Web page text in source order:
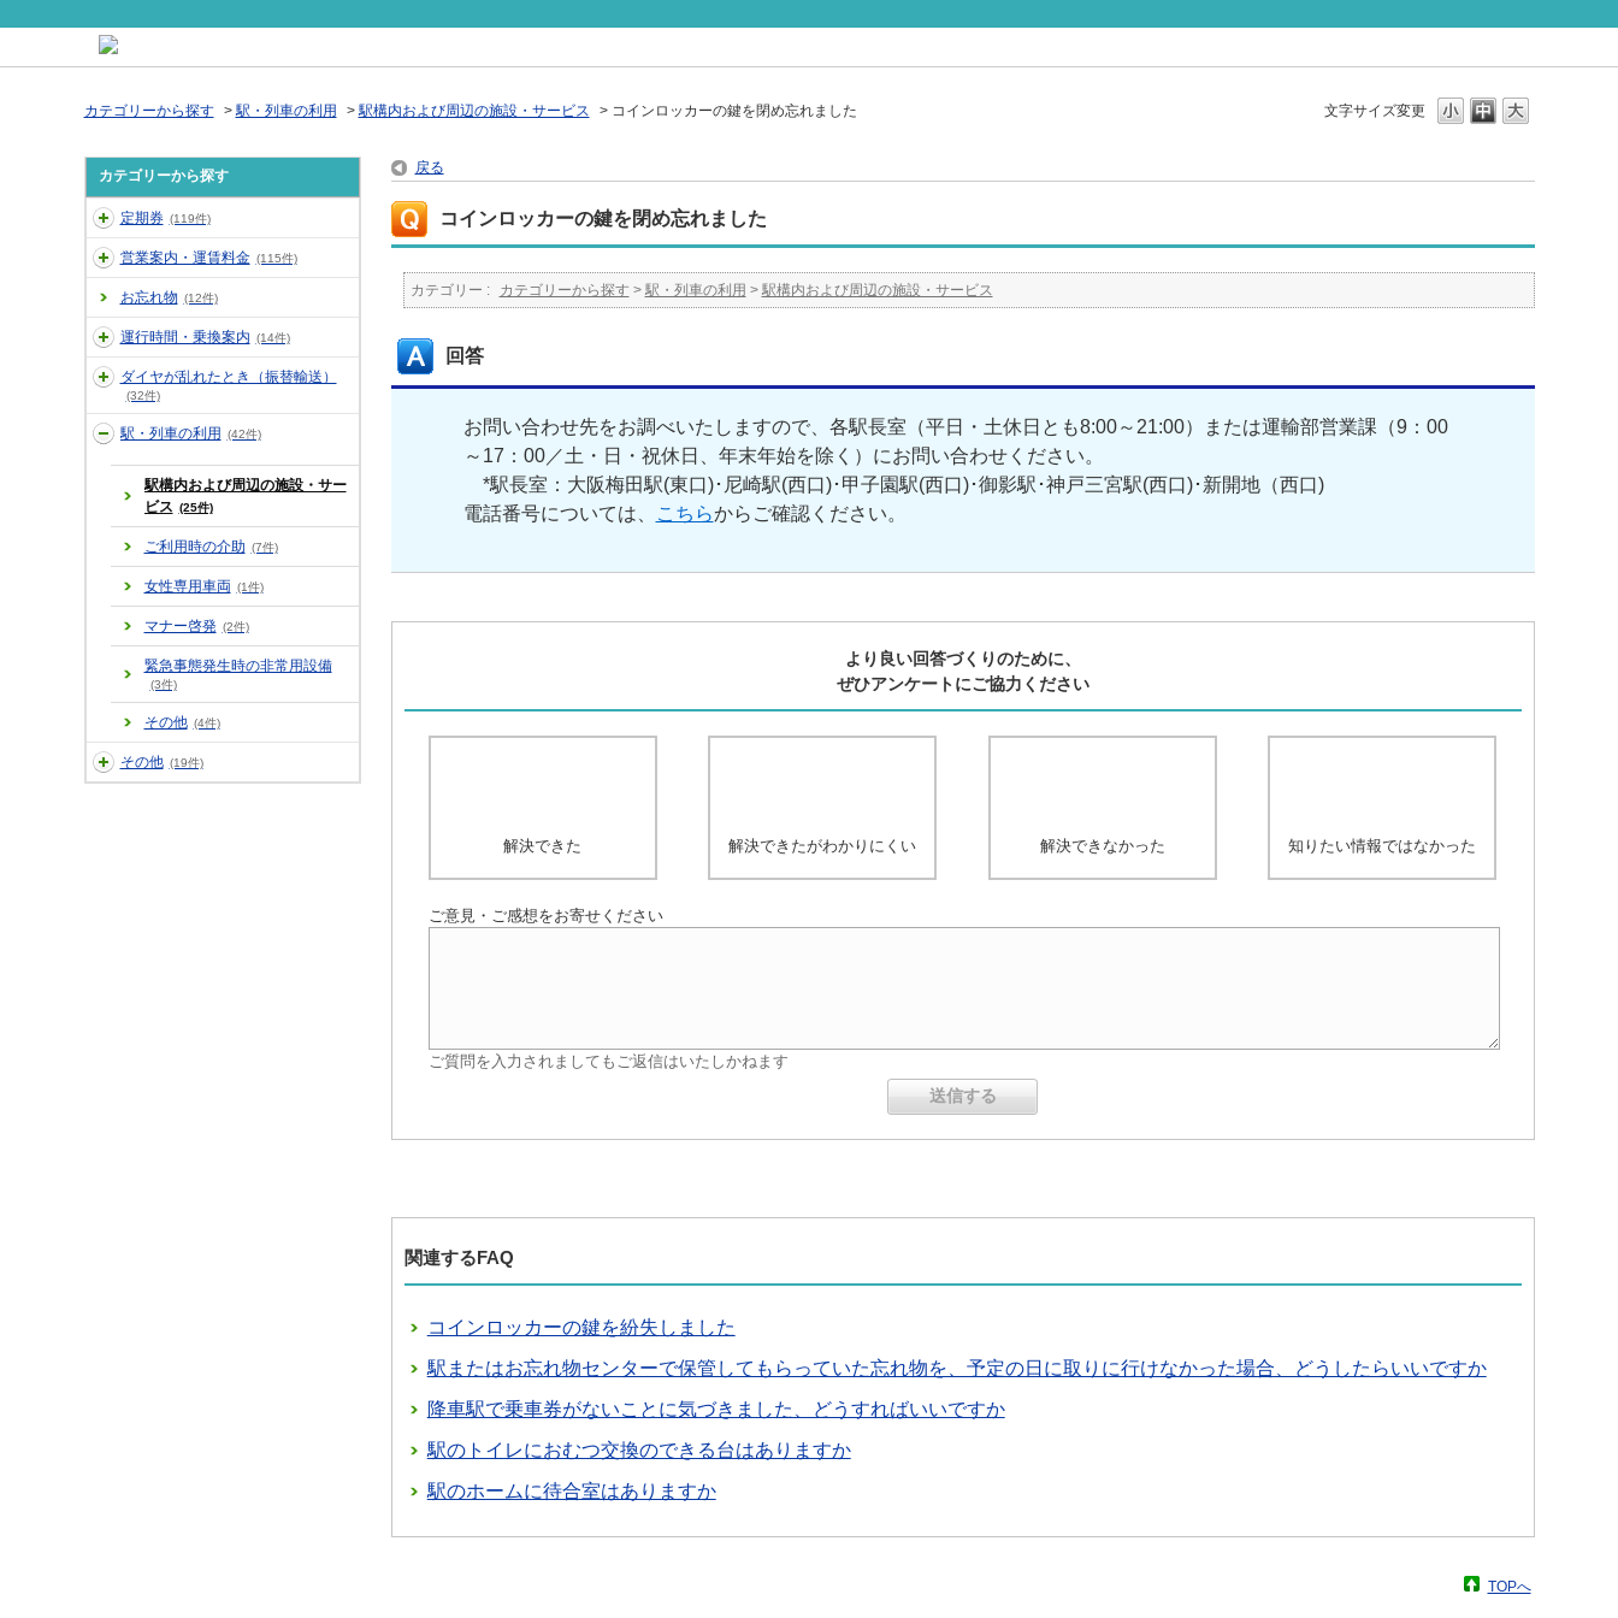
文字サイズ変更
カテゴリーから探す >駅・列車の利用 >駅構内および周辺の施設・サービス > コインロッカーの鍵を閉め忘れました
カテゴリーから探す
定期券 (119件)
営業案内・運賃料金 (115件)
お忘れ物 (12件)
運行時間・乗換案内 (14件)
ダイヤが乱れたとき（振替輸送）
(32件)
駅・列車の利用 (42件)
駅構内および周辺の施設・サー
ビス (25件)
ご利用時の介助 (7件)
女性専用車両 (1件)
マナー啓発 (2件)
緊急事態発生時の非常用設備
(3件)
その他 (4件)
その他 (19件)
戻る
コインロッカーの鍵を閉め忘れました
カテゴリー : カテゴリーから探す > 駅・列車の利用 > 駅構内および周辺の施設・サービス
回答
お問い合わせ先をお調べいたしますので、各駅長室（平日・土休日とも8:00～21:00）または運輸部営業課（9：00
～17：00／土・日・祝休日、年末年始を除く）にお問い合わせください。
*駅長室：大阪梅田駅(東口)･尼崎駅(西口)･甲子園駅(西口)･御影駅･神戸三宮駅(西口)･新開地（西口)
電話番号については、
こちらからご確認ください。
より良い回答づくりのために、
ぜひアンケートにご協力ください
解決できた 解決できたがわかりにくい 解決できなかった 知りたい情報ではなかった
ご意見・ご感想をお寄せください
ご質問を入力されましてもご返信はいたしかねます
関連するFAQ
コインロッカーの鍵を紛失しました
駅またはお忘れ物センターで保管してもらっていた忘れ物を、予定の日に取りに行けなかった場合、どうしたらいいですか
降車駅で乗車券がないことに気づきました、どうすればいいですか
駅のトイレにおむつ交換のできる台はありますか
駅のホームに待合室はありますか
TOPへ